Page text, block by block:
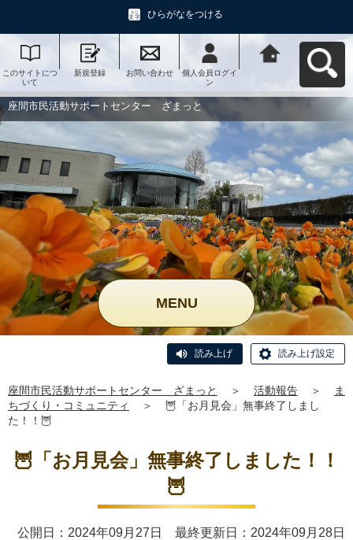
ひらがなをつける
このサイトにつ
いて
新規登録 お問い合わせ
個人会員ログイ
ン
ー ざまっとへ
座間市民活動サポートセンター ざまっと
MENU
読み上げ 読み上げ設定
座間市民活動サポートセンター ざまっと ＞ 活動報告 ＞
ま
ちづくり・コミュニティ
＞
🦉「お月見会」無事終了しまし
た！！🦉
🦉「お月見会」無事終了しました！！
🦉
公開日：2024年09月27日 最終更新日：2024年09月28日